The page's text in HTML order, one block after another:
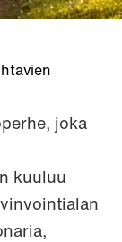
joka
kuuluu